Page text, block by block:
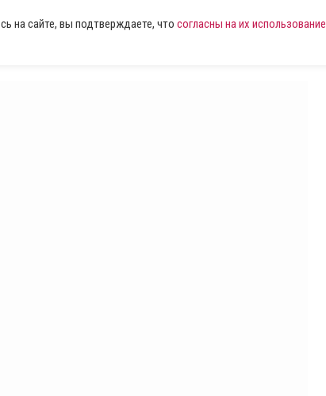
на сайте, вы подтверждаете, что согласны на их использование